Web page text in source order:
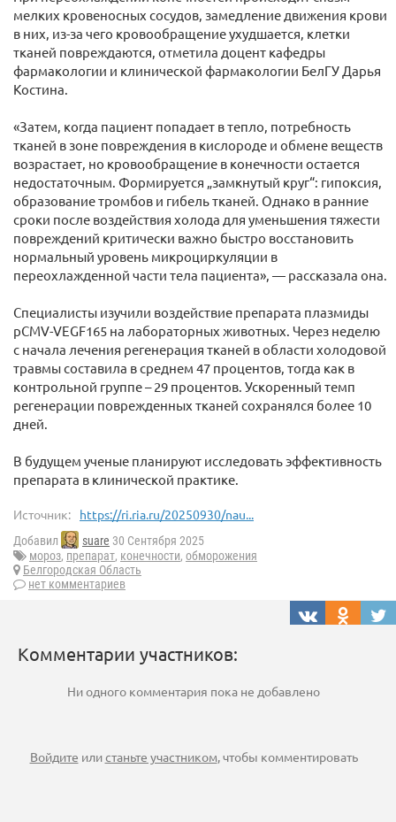
мелких кровеносных сосудов, замедление движения крови
в них, из-за чего кровообращение ухудшается, клетки
тканей повреждаются, отметила доцент кафедры
фармакологии и клинической фармакологии БелГУ Дарья
Костина.
«Затем, когда пациент попадает в тепло, потребность
тканей в зоне повреждения в кислороде и обмене веществ
возрастает, но кровообращение в конечности остается
недостаточным. Формируется „замкнутый круг“: гипоксия,
образование тромбов и гибель тканей. Однако в ранние
сроки после воздействия холода для уменьшения тяжести
повреждений критически важно быстро восстановить
нормальный уровень микроциркуляции в
переохлажденной части тела пациента», — рассказала она.
Специалисты изучили воздействие препарата плазмиды
pCMV-VEGF165 на лабораторных животных. Через неделю
с начала лечения регенерация тканей в области холодовой
травмы составила в среднем 47 процентов, тогда как в
контрольной группе – 29 процентов. Ускоренный темп
регенерации поврежденных тканей сохранялся более 10
дней.
В будущем ученые планируют исследовать эффективность
препарата в клинической практике.
Источник: https://ri.ria.ru/20250930/nau...
Добавил suare 30 Сентября 2025
мороз, препарат, конечности, обморожения
Белгородская Область
нет комментариев
Комментарии участников:
Ни одного комментария пока не добавлено
Войдите илистаньте участником, чтобы комментировать